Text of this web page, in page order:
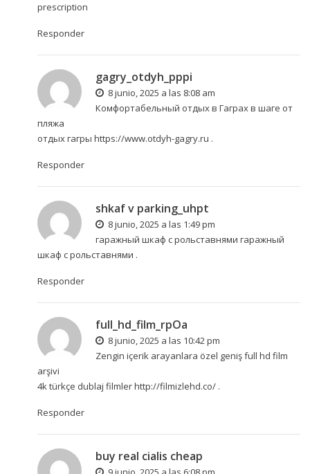
prescription
Responder
gagry_otdyh_pppi
8 junio, 2025 a las 8:08 am
Комфортабельный отдых в Гаграх в шаге от
пляжа
отдых гагры https://www.otdyh-gagry.ru .
Responder
shkaf v parking_uhpt
8 junio, 2025 a las 1:49 pm
гаражный шкаф с рольставнями гаражный
шкаф с рольставнями .
Responder
full_hd_film_rpOa
8 junio, 2025 a las 10:42 pm
Zengin içerik arayanlara özel geniş full hd film
arşivi
4k türkçe dublaj filmlerhttp://filmizlehd.co/.
Responder
buy real cialis cheap